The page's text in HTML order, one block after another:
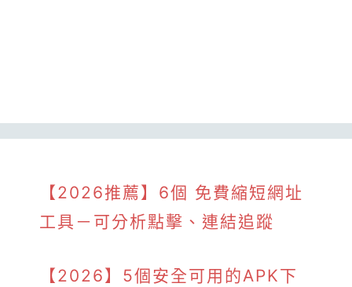
【2026推薦】6個 免費縮短網址
工具－可分析點擊、連結追蹤
【2026】5個安全可用的APK下